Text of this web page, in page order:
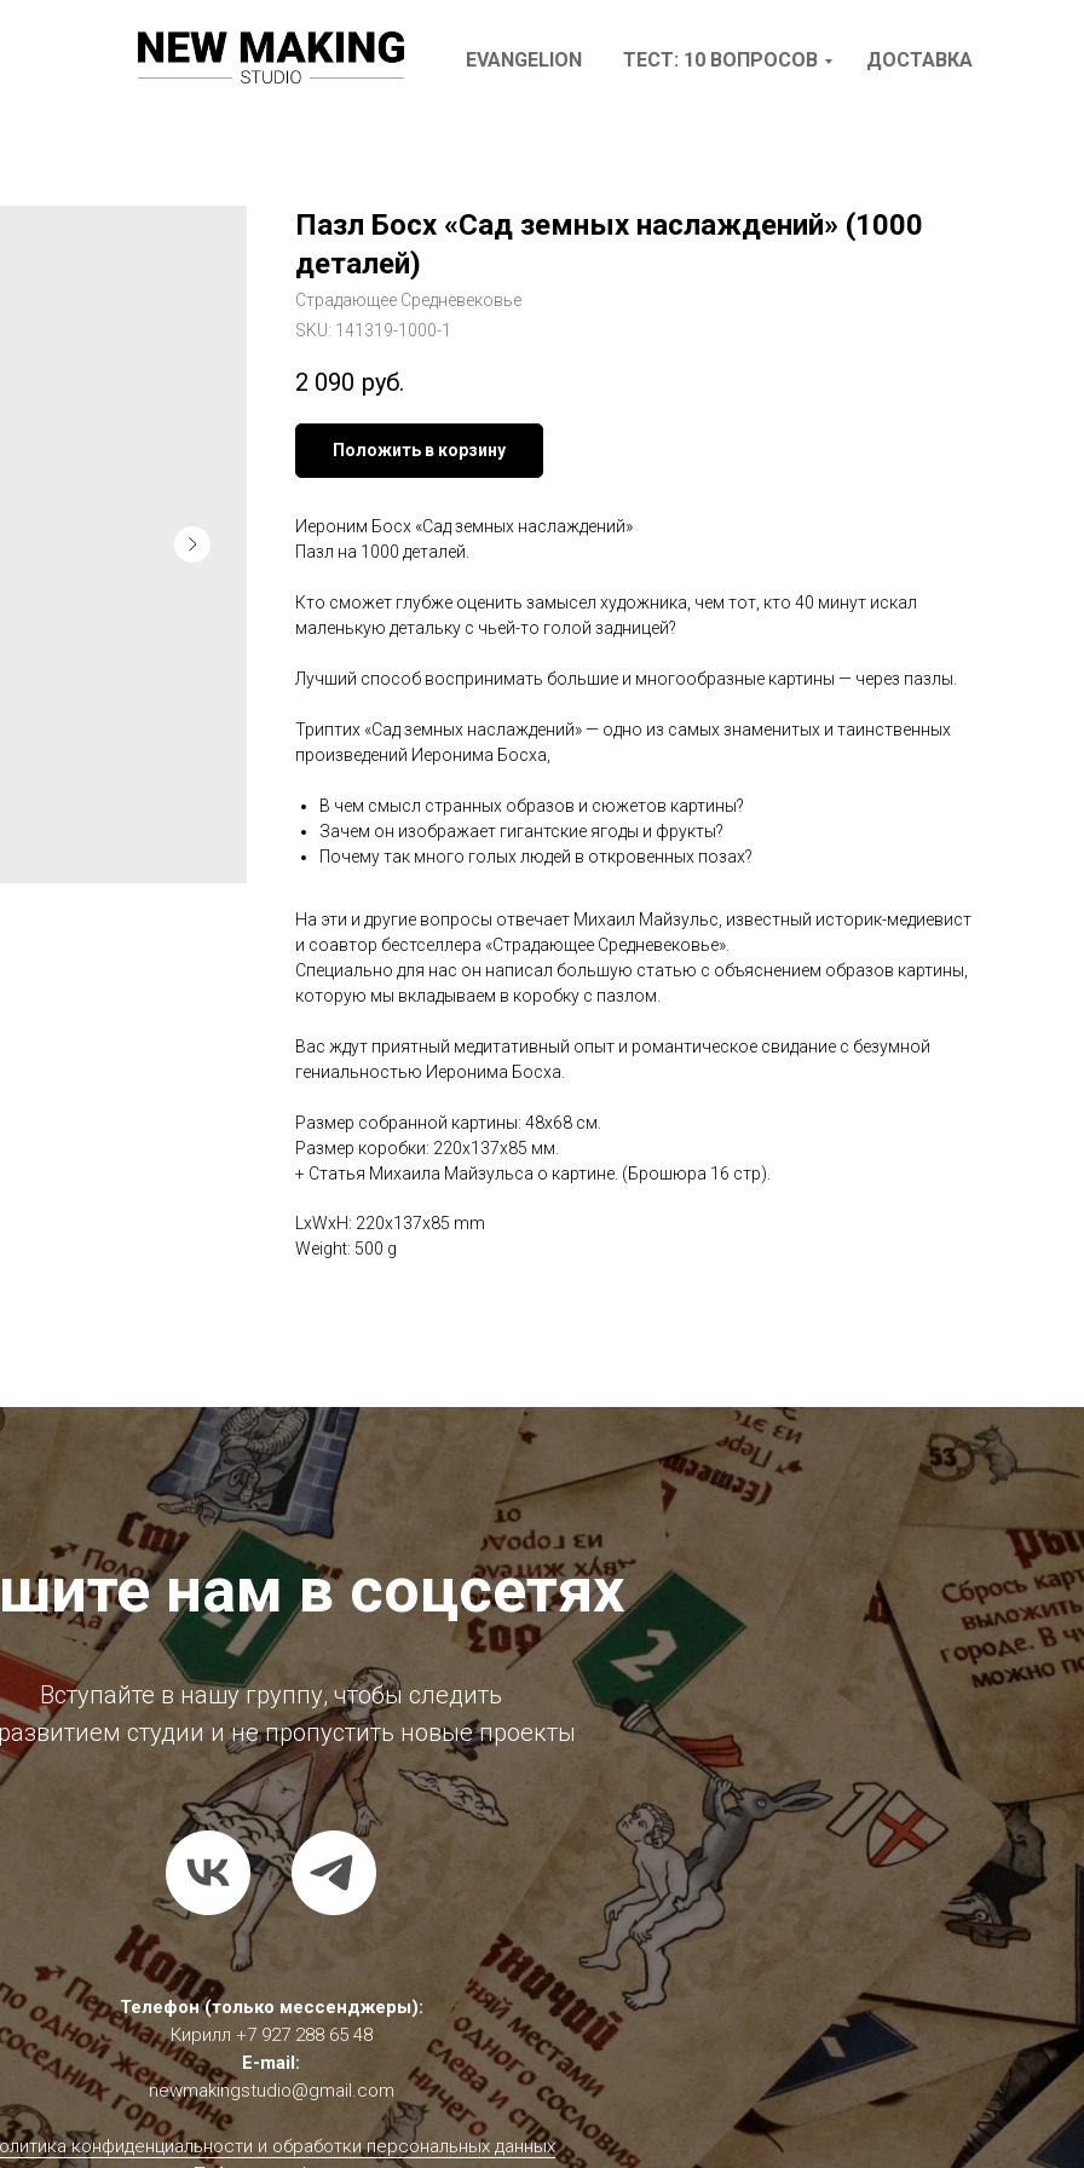
АКЦИЯ! Бесплатная доставка от 4000 руб
EVANGELION ТЕСТ: 10 ВОПРОСОВ ДОСТАВКА
Пазл Босх «Сад земных наслаждений» (1000
деталей)
Страдающее Средневековье
SKU: 141319-1000-1
2 090 руб.
Положить в корзину
Иероним Босх «Сад земных наслаждений»
Пазл на 1000 деталей.
Кто сможет глубже оценить замысел художника, чем тот, кто 40 минут искал
маленькую детальку с чьей-то голой задницей?
Лучший способ воспринимать большие и многообразные картины — через пазлы.
Триптих «Сад земных наслаждений» — одно из самых знаменитых и таинственных
произведений Иеронима Босха,
В чем смысл странных образов и сюжетов картины?
Зачем он изображает гигантские ягоды и фрукты?
Почему так много голых людей в откровенных позах?
На эти и другие вопросы отвечает Михаил Майзульс, известный историк-медиевист
и соавтор бестселлера «Страдающее Средневековье».
Специально для нас он написал большую статью с объяснением образов картины,
которую мы вкладываем в коробку с пазлом.
Вас ждут приятный медитативный опыт и романтическое свидание с безумной
гениальностью Иеронима Босха.
Размер собранной картины: 48х68 см.
Размер коробки: 220х137х85 мм.
+ Статья Михаила Майзульса о картине. (Брошюра 16 стр).
LxWxH: 220x137x85 mm
Weight: 500 g
нам в соцсетях
Вступайте в нашу группу, чтобы следить
студии и не пропустить новые проекты
Телефон (только мессенджеры):
Кирилл +7 927 288 65 48
E-mail:
newmakingstudio@gmail.com
конфиденциальности и обработки персональных данных